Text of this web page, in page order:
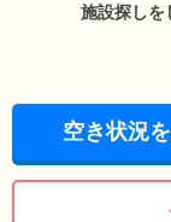
施設探しを
空き状況